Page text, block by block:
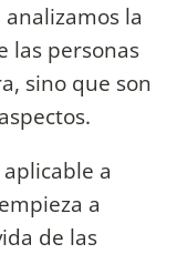
la
las personas
sino que son
a
a
de las